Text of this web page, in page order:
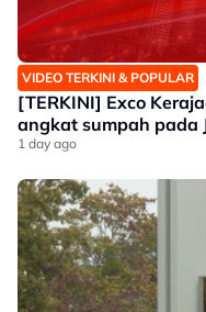
VIDEO TERKINI & POPULAR
[TERKINI] Exco
angkat sumpah pada
1 day ago